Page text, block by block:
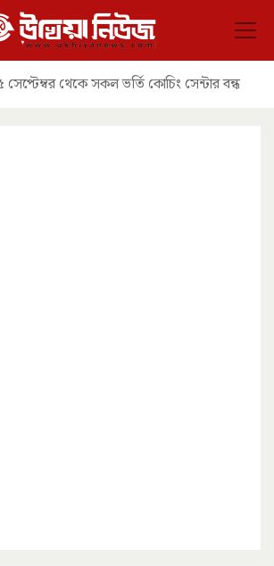
সেপ্টেম্বর থেকে সকল ভর্তি কোচিং সেন্টার বন্ধ